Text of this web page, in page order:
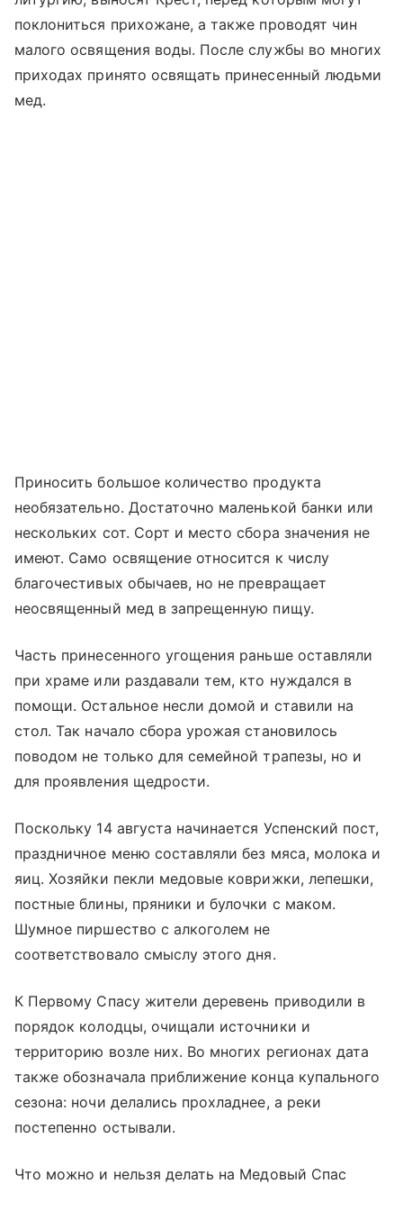
поклониться прихожане, а также проводят чин
малого освящения воды. После службы во многих
приходах принято освящать принесенный людьми
мед.
Приносить большое количество продукта
необязательно. Достаточно маленькой банки или
нескольких сот. Сорт и место сбора значения не
имеют. Само освящение относится к числу
благочестивых обычаев, но не превращает
неосвященный мед в запрещенную пищу.
Часть принесенного угощения раньше оставляли
при храме или раздавали тем, кто нуждался в
помощи. Остальное несли домой и ставили на
стол. Так начало сбора урожая становилось
поводом не только для семейной трапезы, но и
для проявления щедрости.
Поскольку 14 августа начинается Успенский пост,
праздничное меню составляли без мяса, молока и
яиц. Хозяйки пекли медовые коврижки, лепешки,
постные блины, пряники и булочки с маком.
Шумное пиршество с алкоголем не
соответствовало смыслу этого дня.
К Первому Спасу жители деревень приводили в
порядок колодцы, очищали источники и
территорию возле них. Во многих регионах дата
также обозначала приближение конца купального
сезона: ночи делались прохладнее, а реки
постепенно остывали.
Что можно и нельзя делать на Медовый Спас